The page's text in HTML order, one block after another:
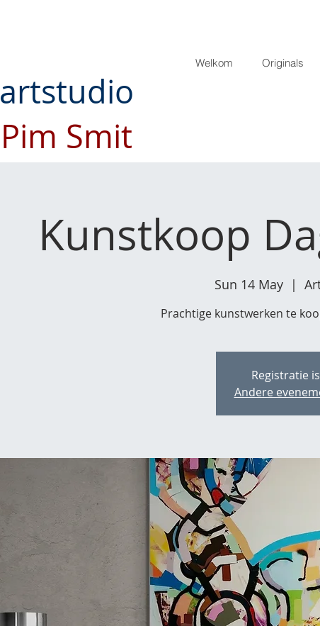
artstudio
Pim Smit
Welkom Originals
Kunstkoop
Sun 14 May
  |
Prachtige kunstwerken te
Registratie
Andere